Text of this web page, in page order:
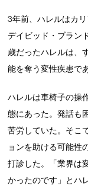
3年前、ハレルはカ
デイビッド・ブラン
歳だったハレルは、
能を奪う変性疾患で
ハレルは車椅子の操
態にあった。発話も
苦労していた。そこ
ョンを助ける可能性
打診した。「業界は
かったのです」とハ